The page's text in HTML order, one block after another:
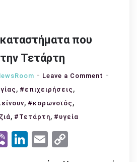
που
Τετάρτη
Leave a Comment on
, #επιχειρήσεις ,
, #κορωνοϊός ,
, #Τετάρτη, #υγεία
ViberLinkedIn
Email